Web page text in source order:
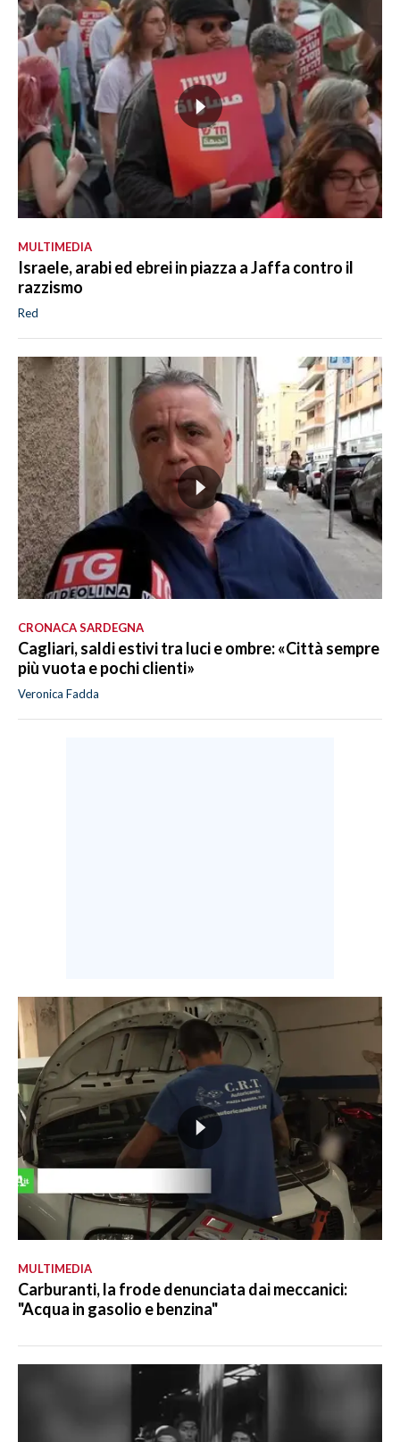
MULTIMEDIA
Israele, arabi ed ebrei in piazza a Jaffa contro il
razzismo
Red
CRONACA SARDEGNA
Cagliari, saldi estivi tra luci e ombre: «Città sempre
più vuota e pochi clienti»
Veronica Fadda
MULTIMEDIA
Carburanti, la frode denunciata dai meccanici:
"Acqua in gasolio e benzina"